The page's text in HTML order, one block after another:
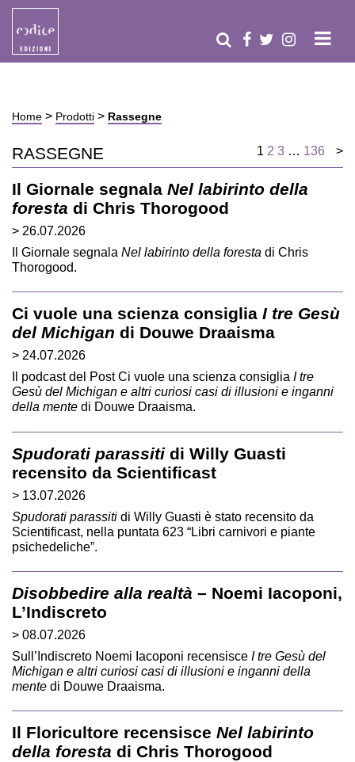
Home > Prodotti > Rassegne
RASSEGNE 1 2 3 … 136 >
Il Giornale segnala Nel labirinto della
foresta di Chris Thorogood
> 26.07.2026
Il Giornale segnala Nel labirinto della foresta di Chris
Thorogood.
Ci vuole una scienza consiglia I tre Gesù
del Michigan di Douwe Draaisma
> 24.07.2026
Il podcast del Post Ci vuole una scienza consiglia I tre
Gesù del Michigan e altri curiosi casi di illusioni e inganni
della mente di Douwe Draaisma.
Spudorati parassiti di Willy Guasti
recensito da Scientificast
> 13.07.2026
Spudorati parassiti di Willy Guasti è stato recensito da
Scientificast, nella puntata 623 “Libri carnivori e piante
psichedeliche”.
Disobbedire alla realtà – Noemi Iacoponi,
L’Indiscreto
> 08.07.2026
Sull’Indiscreto Noemi Iacoponi recensisce I tre Gesù del
Michigan e altri curiosi casi di illusioni e inganni della
mente di Douwe Draaisma.
Il Floricultore recensisce Nel labirinto
della foresta di Chris Thorogood